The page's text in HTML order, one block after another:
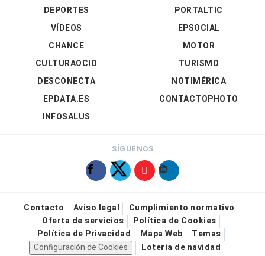
DEPORTES
VÍDEOS
PORTALTIC
EPSOCIAL
CHANCE
CULTURAOCIO
DESCONECTA
EPDATA.ES
INFOSALUS
MOTOR
TURISMO
NOTIMÉRICA
CONTACTOPHOTO
SÍGUENOS
Contacto Aviso legal
Cumplimiento normativo
Oferta de servicios
Política de Cookies
Política de Privacidad
Mapa Web
Temas
Configuración de Cookies
Loteria de navidad